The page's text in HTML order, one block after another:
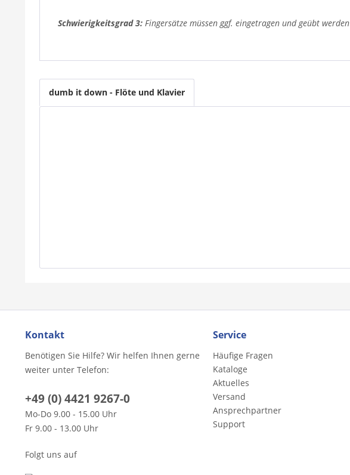
Schwierigkeitsgrad 3: Fingersätze müssen ggf. eingetragen und geübt werden
dumb it down - Flöte und Klavier
Kontakt
Benötigen Sie Hilfe? Wir helfen Ihnen gerne
weiter unter Telefon:
+49 (0) 4421 9267-0
Mo-Do 9.00 - 15.00 Uhr
Fr 9.00 - 13.00 Uhr
Folgt uns auf
Service
Häufige Fragen
Kataloge
Aktuelles
Versand
Ansprechpartner
Support